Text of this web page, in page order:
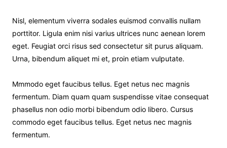
Nisl, elementum viverra sodales euismod convallis nullam
porttitor. Ligula enim nisi varius ultrices nunc aenean lorem
eget. Feugiat orci risus sed consectetur sit purus aliquam.
Urna, bibendum aliquet mi et, proin etiam vulputate.
Mmmodo eget faucibus tellus. Eget netus nec magnis
fermentum. Diam quam quam suspendisse vitae consequat
phasellus non odio morbi bibendum odio libero. Cursus
commodo eget faucibus tellus. Eget netus nec magnis
fermentum.